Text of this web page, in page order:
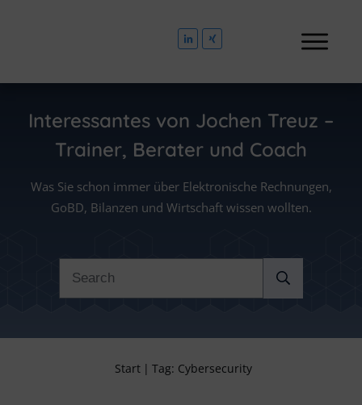
Interessantes von Jochen Treuz –
Trainer, Berater und Coach
Was Sie schon immer über Elektronische Rechnungen,
GoBD, Bilanzen und Wirtschaft wissen wollten.
Start | Tag: Cybersecurity